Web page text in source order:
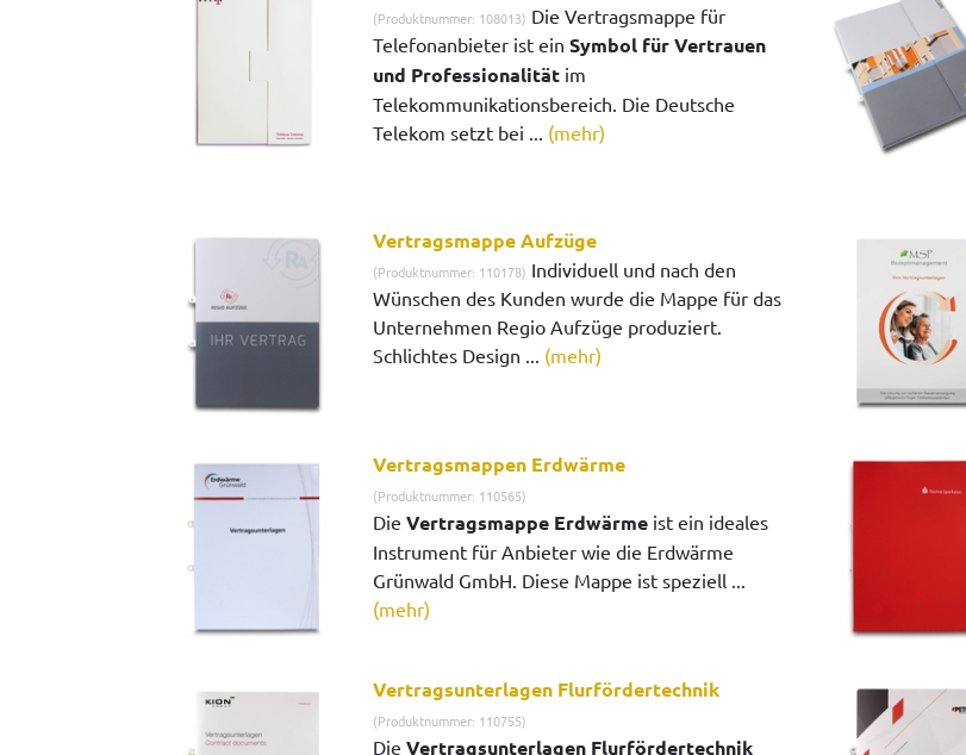
(Produktnummer: 108013) Die Vertragsmappe für
Telefonanbieter ist ein Symbol für Vertrauen
und Professionalitätim
Telekommunikationsbereich. Die Deutsche
Telekom setzt bei ... (mehr)
Vertragsmappe Aufzüge
(Produktnummer: 110178) Individuell und nach den
Wünschen des Kunden wurde die Mappe für das
Unternehmen Regio Aufzüge produziert.
Schlichtes Design ... (mehr)
Vertragsmappen Erdwärme
(Produktnummer: 110565)
Die Vertragsmappe Erdwärmeist ein ideales
Instrument für Anbieter wie die Erdwärme
Grünwald GmbH. Diese Mappe ist speziell ...
(mehr)
Vertragsunterlagen Flurfördertechnik
(Produktnummer: 110755)
Die Vertragsunterlagen Flurfördertechnik